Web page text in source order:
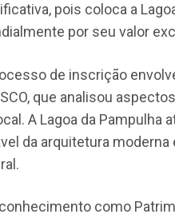
pois coloca a
por seu valor
de inscrição
que analisou
A Lagoa da
da arquitetura
como